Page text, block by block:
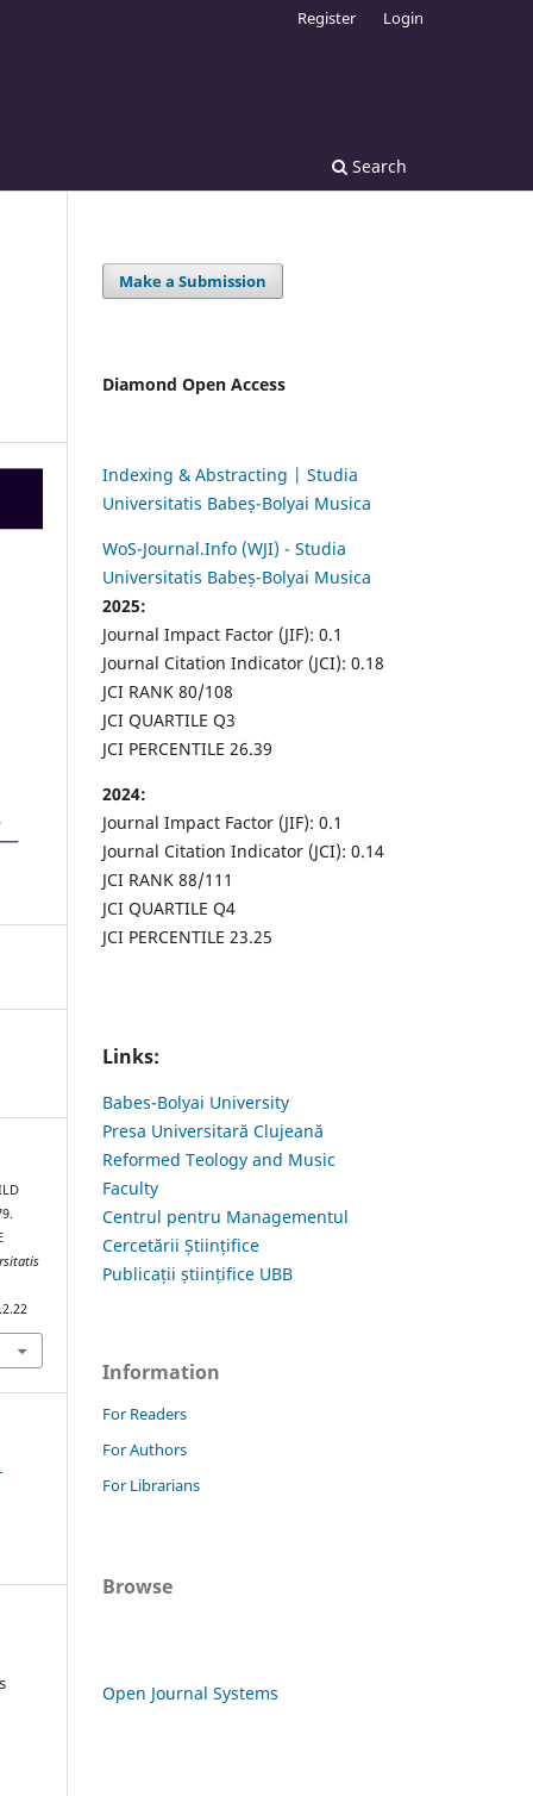
Search
Register Login
Make a Submission
Diamond Open Access
Indexing & Abstracting | Studia
Universitatis Babeș-Bolyai Musica
WoS-Journal.Info (WJI) - Studia
Universitatis Babeș-Bolyai Musica
2025:
Journal Impact Factor (JIF): 0.1
Journal Citation Indicator (JCI): 0.18
JCI RANK 80/108
JCI QUARTILE Q3
JCI PERCENTILE 26.39
2024:
Journal Impact Factor (JIF): 0.1
Journal Citation Indicator (JCI): 0.14
JCI RANK 88/111
JCI QUARTILE Q4
JCI PERCENTILE 23.25
Links:
Babes-Bolyai University
Presa Universitară Clujeană
Reformed Teology and Music
Faculty
Centrul pentru Managementul
Cercetării Științifice
Publicații științifice UBB
Information
For Readers
For Authors
For Librarians
Browse
Open Journal Systems